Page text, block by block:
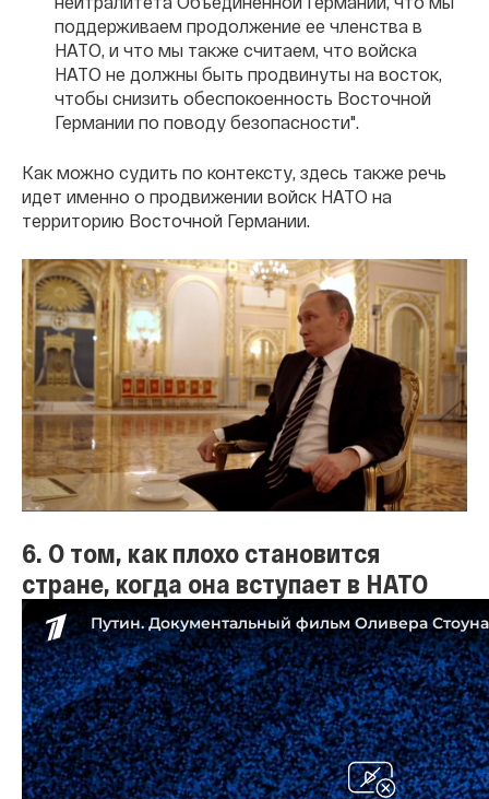
поддерживаем продолжение ее членства в
НАТО, и что мы также считаем, что войска
НАТО не должны быть продвинуты на восток,
чтобы снизить обеспокоенность Восточной
Германии по поводу безопасности".
Как можно судить по контексту, здесь также речь
идет именно о продвижении войск НАТО на
территорию Восточной Германии.
6. О том, как плохо становится
стране, когда она вступает в НАТО